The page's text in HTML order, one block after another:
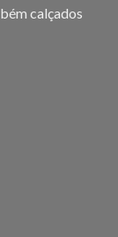
calçados